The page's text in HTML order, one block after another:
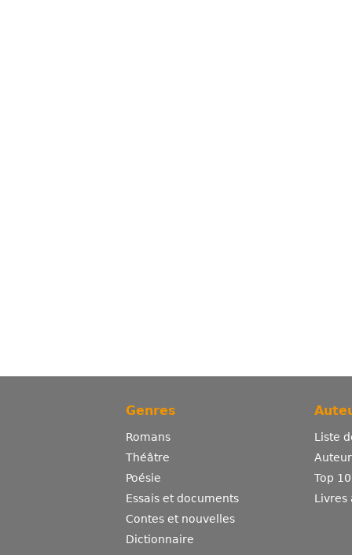
Genres
Romans
Théâtre
Poésie
Essais et documents
Contes et nouvelles
Dictionnaire
Liste
Top
Livres